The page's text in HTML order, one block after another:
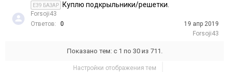
E39 БАЗАР Куплю подкрыльники/решетки.
Forsoji43
Ответов:
0
19 апр 2019
Forsoji43
Показано тем: с 1 по 30 из 711.
Настройки отображения тем